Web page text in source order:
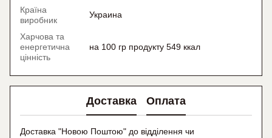
Країна
виробник
Украина
Харчова та
енергетична
цінність
на 100 гр продукту 549 ккал
Доставка Оплата
Доставка "Новою Поштою" до відділення чи